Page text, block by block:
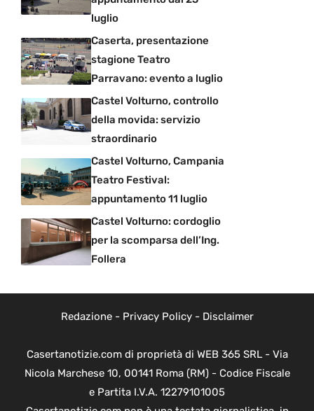
luglio
Caserta, presentazione
stagione Teatro
Parravano: evento a luglio
Castel Volturno, controllo
della movida: servizio
straordinario
Castel Volturno, Campania
Teatro Festival:
appuntamento 11 luglio
Castel Volturno: cordoglio
per la scomparsa dell’Ing.
Follera
Redazione- Privacy Policy- Disclaimer
Casertanotizie.com di proprietà di WEB 365 SRL - Via
Nicola Marchese 10, 00141 Roma (RM) - Codice Fiscale
e Partita I.V.A. 12279101005